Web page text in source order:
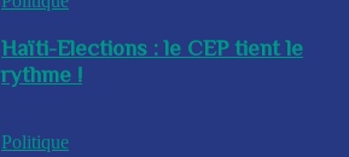
Haïti-Elections : le CEP tient le
rythme !
Politique